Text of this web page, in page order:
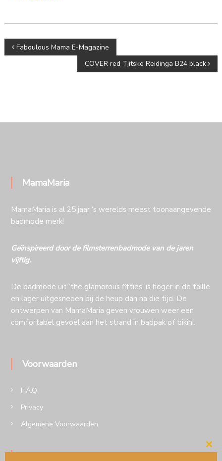
Bericht
Faboulous Mama E-Magazine
COVER red Tjitske Reidinga B24 black
MamaMaria
MamaMaria is al 25 jaar ‘s werelds meest toonaangevende
badmode merk!
Geïnspireerd door de filmsterrenbadmode van de jaren
vijftig.
De badmode uit ‘the glamorous fifties’ is hoger in de taille
en lager uitgesneden bij de heup dan na die tijd. De
ontwerpen van MamaMaria geven vrouwen weer een
comfortabel gevoel aan het strand in badpak of bikini.
Voorwaarden
F.A.Q
Privacy
Algemene Voorwaarden
Volg MamaMaria op insta of Facebook